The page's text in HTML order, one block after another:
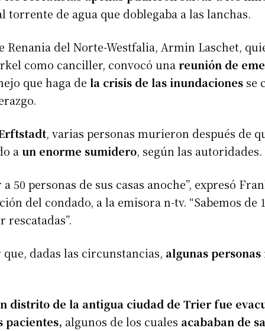
torrente de agua que doblegaba a las lanchas.
Renania del Norte-Westfalia, Armin Laschet,
como canciller, convocó unareunión de
que haga de la crisis de las inundacionesse
, varias personas murieron después de
aun enorme sumidero, según las autoridades.
50 personas de sus casas anoche”, expresó
del condado, a la emisora ​​n-tv. “Sabemos de
rescatadas”.
dadas las circunstancias, algunas
distrito de la antigua ciudad de Trier fue
pacientes, algunos de los cuales acababan de